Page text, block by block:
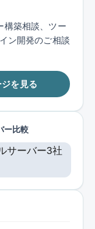
構築相談、ツー
ン開発のご相談
を見る
ー比較